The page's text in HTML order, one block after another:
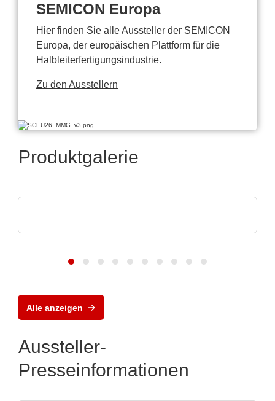
SEMICON Europa
Hier finden Sie alle Aussteller der SEMICON
Europa, der europäischen Plattform für die
Halbleiterfertigungsindustrie.
Zu den Ausstellern
Produktgalerie
Alle anzeigen
Aussteller-
Presseinformationen